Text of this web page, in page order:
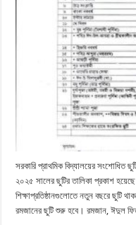
সরকারি প্রাথমিক বিদ্যালয়ের সংশোধিত
২০২৫ সালের ছুটির তালিকা প্রকাশ
শিক্ষাপ্রতিষ্ঠানগুলোতে নতুন বছরে ছুটি
রমজানের ছুটি শুরু হবে। রমজান, ঈদুল